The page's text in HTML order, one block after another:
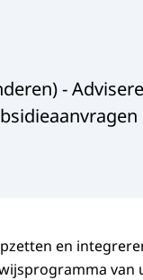
-
en
van